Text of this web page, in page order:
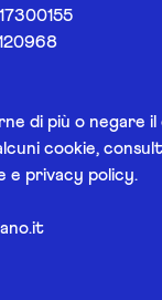
di più o negare il
cookie,
e privacy policy.